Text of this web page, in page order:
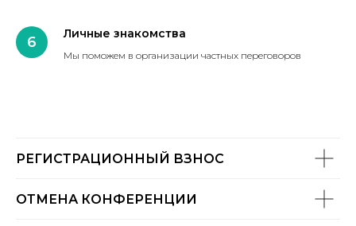
Личные знакомства
Мы поможем в организации частных переговоров
РЕГИСТРАЦИОННЫЙ ВЗНОС
ОТМЕНА КОНФЕРЕНЦИИ